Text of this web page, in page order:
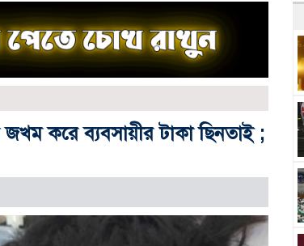
জখম করে ব্যবসায়ীর টাকা ছিনতাই ;